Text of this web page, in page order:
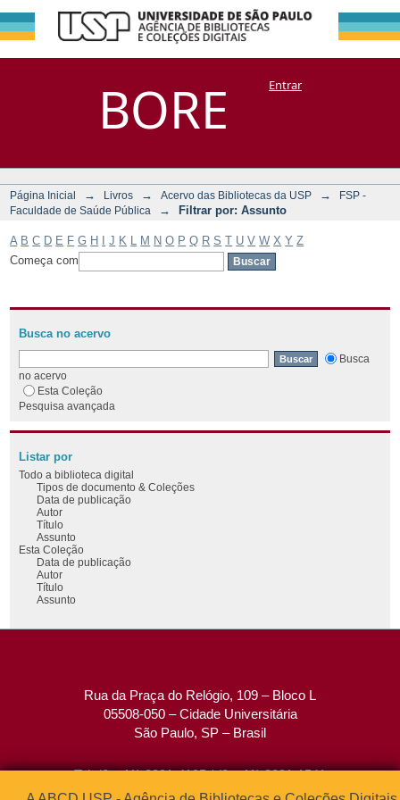
BORE
Filtrar por:
Assunto
DSpace/Manakin + CoriscoEntrar
Página Inicial → Livros → Acervo das Bibliotecas da USP →
FSP -
Faculdade de Saúde Pública
→ Filtrar por: Assunto
A B C D E F G H J K M N O P Q R S T U V W X Y Z
Começa com
Busca no acervo
Busca
no acervo
Esta Coleção
Pesquisa avançada
Listar por
Todo a biblioteca digital
Tipos de documento & Coleções
Data de publicação
Autor
Título
Assunto
Esta Coleção
Data de publicação
Autor
Título
Assunto
Rua da Praça do Relógio, 109 – Bloco L
05508-050 – Cidade Universitária
São Paulo, SP – Brasil
Tel: (0xx11) 3091-4195 / (0xx11) 3091-1541
Fax: (0xx11) 3091-1567